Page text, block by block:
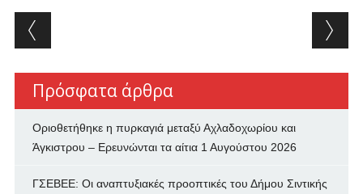
Post navigation
Πρόσφατα άρθρα
Οριοθετήθηκε η πυρκαγιά μεταξύ Αχλαδοχωρίου και
Άγκιστρου – Ερευνώνται τα αίτια 1 Αυγούστου 2026
ΓΣΕΒΕΕ: Οι αναπτυξιακές προοπτικές του Δήμου Σιντικής